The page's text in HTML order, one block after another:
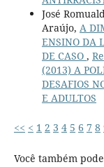
José
Araújo, A
ENSINO DA
DE CASO ,
(2013) A
DESAFIOS
E ADULTOS
<< < 1 2 3 4 5 6 7 8
Você também pode